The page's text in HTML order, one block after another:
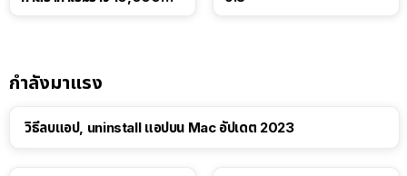
กำลังมาแรง
วิธีลบแอป, uninstall แอปบน Mac อัปเดต 2023